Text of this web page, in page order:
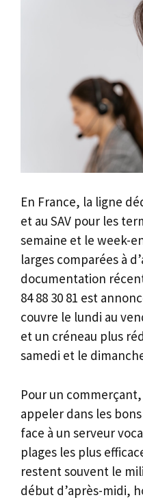
En France, la ligne
et au SAV pour les
semaine et le week-
larges comparées à
documentation
84 88 30 81 est
couvre le lundi au
et un créneau plus
samedi et le
Pour un
appeler dans les bons
face à un serveur
plages les plus
restent souvent le
début d’après-midi,